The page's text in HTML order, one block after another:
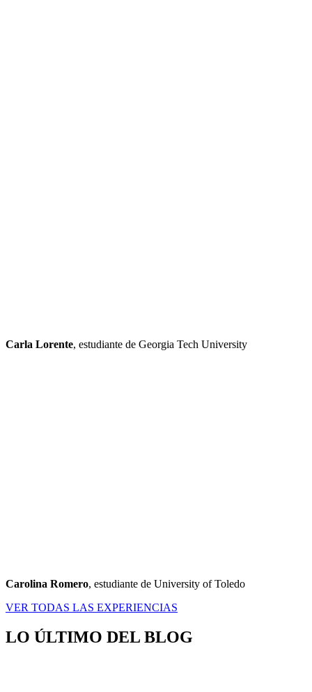
Carla Lorente, estudiante de Georgia Tech University
Carolina Romero, estudiante de University of Toledo
VER TODAS LAS EXPERIENCIAS
LO ÚLTIMO DEL BLOG